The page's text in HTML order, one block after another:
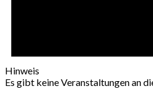
Hinweis
Es gibt keine Veranstaltungen an